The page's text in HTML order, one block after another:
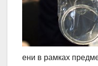
ени в рамках